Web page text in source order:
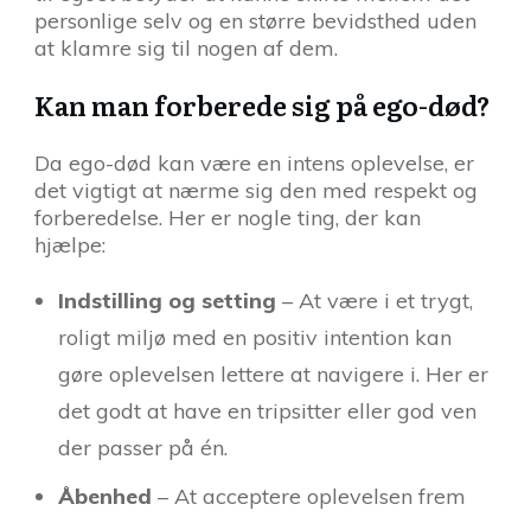
personlige selv og en større bevidsthed uden
at klamre sig til nogen af dem.
Kan man forberede sig på ego-død?
Da ego-død kan være en intens oplevelse, er
det vigtigt at nærme sig den med respekt og
forberedelse. Her er nogle ting, der kan
hjælpe:
Indstilling og setting – At være i et trygt,
roligt miljø med en positiv intention kan
gøre oplevelsen lettere at navigere i. Her er
det godt at have en tripsitter eller god ven
der passer på én.
Åbenhed – At acceptere oplevelsen frem